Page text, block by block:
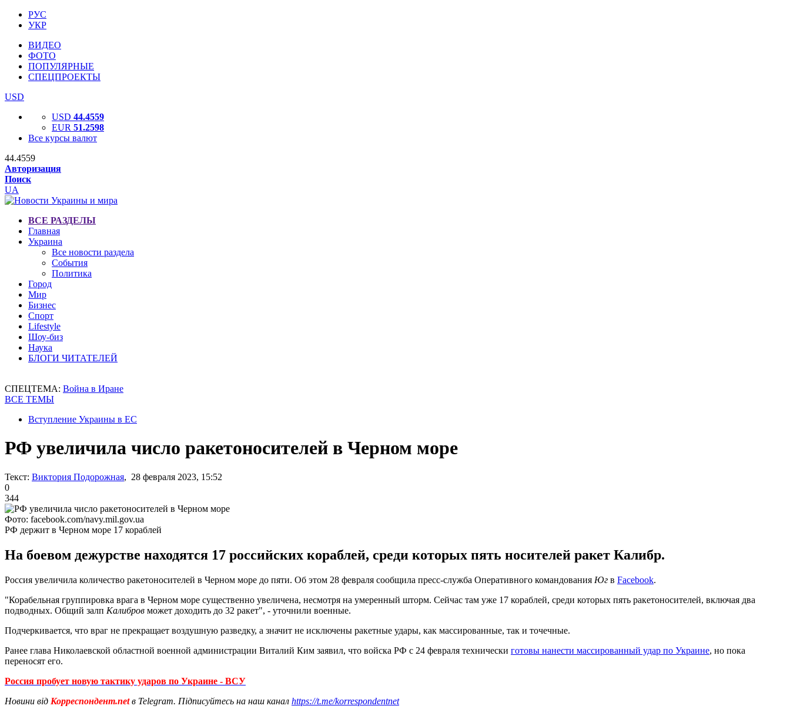
РУС
УКР
ВИДЕО
ФОТО
ПОПУЛЯРНЫЕ
СПЕЦПРОЕКТЫ
USD
USD 44.4559
EUR 51.2598
Все курсы валют
44.4559
Авторизация
Поиск
UA
ВСЕ РАЗДЕЛЫ
Главная
Украина
Все новости раздела
События
Политика
Город
Мир
Бизнес
Спорт
Lifestyle
Шоу-биз
Наука
БЛОГИ ЧИТАТЕЛЕЙ
СПЕЦТЕМА: Война в Иране
ВСЕ ТЕМЫ
Вступление Украины в ЕС
РФ увеличила число ракетоносителей в Черном море
Текст: Виктория Подорожная, 28 февраля 2023, 15:52
0
344
Фото: facebook.com/navy.mil.gov.ua
РФ держит в Черном море 17 кораблей
На боевом дежурстве находятся 17 российских кораблей, среди которых пять носителей ракет Калибр.
Россия увеличила количество ракетоносителей в Черном море до пяти. Об этом 28 февраля сообщила пресс-служба Оперативного командования Юг в Facebook.
"Корабельная группировка врага в Черном море существенно увеличена, несмотря на умеренный шторм. Сейчас там уже 17 кораблей, среди которых пять ракетоносителей, включая два
подводных. Общий залп Калибров может доходить до 32 ракет", - уточнили военные.
Подчеркивается, что враг не прекращает воздушную разведку, а значит не исключены ракетные удары, как массированные, так и точечные.
Ранее глава Николаевской областной военной администрации Виталий Ким заявил, что войска РФ с 24 февраля технически готовы нанести массированный удар по Украине, но пока
переносят его.
Россия пробует новую тактику ударов по Украине - ВСУ
Новини від Корреспондент.netв Telegram. Підписуйтесь на наш канал https://t.me/korrespondentnet